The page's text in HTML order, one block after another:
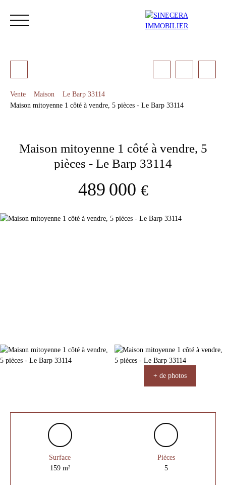
Estimation
Vente Maison
Le Barp 33114
Maison mitoyenne 1 côté à vendre, 5 pièces - Le Barp 33114
Maison mitoyenne 1 côté à vendre, 5
pièces - Le Barp 33114
489 000 €
+ de photos
Surface
159 m²
Pièces
5